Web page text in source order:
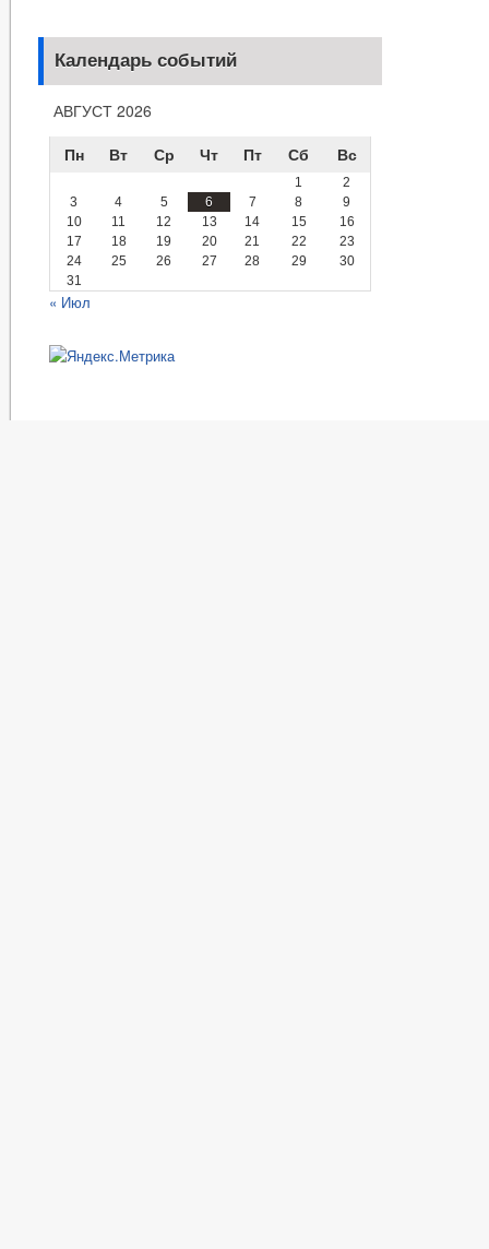
Календарь событий
АВГУСТ 2026
Пн
Вт Ср Чт Пт Сб Вс
1
2
3
4 5 6 7 8
9
10
11 12 13 14 15
16
17
18 19 20 21 22
23
24
25 26 27 28 29
30
31
« Июл